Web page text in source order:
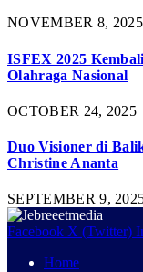
NOVEMBER 8, 2025
ISFEX 2025
Olahraga Nasional
OCTOBER 24, 2025
Duo Visioner di
Christine Ananta
SEPTEMBER 9,
Facebook X (Twitter)
Home